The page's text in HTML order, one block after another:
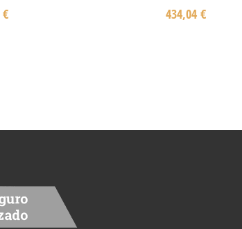
€ 434,04€